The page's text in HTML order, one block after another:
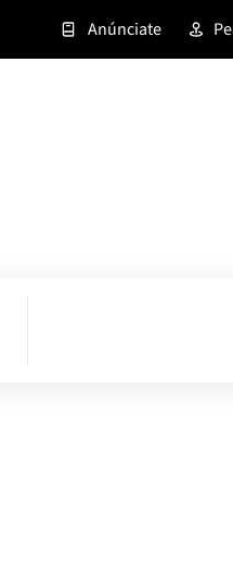
Anúnciate